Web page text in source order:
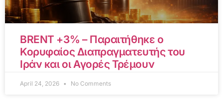
BRENT +3% – Παραιτήθηκε ο
Κορυφαίος Διαπραγματευτής του
Ιράν και οι Αγορές Τρέμουν
April 24, 2026 No Comments